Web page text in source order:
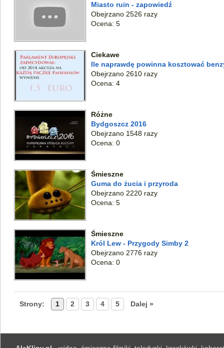
Miasto ruin - zapowiedź
Obejrzano 2526 razy
Ocena: 5
Ciekawe
Ile naprawdę powinna kosztować
Obejrzano 2610 razy
Ocena: 4
Różne
Bydgoszcz 2016
Obejrzano 1548 razy
Ocena: 0
Śmieszne
Guma do żucia i przyroda
Obejrzano 2220 razy
Ocena: 5
Śmieszne
Król Lew - Przygody Simby 2
Obejrzano 2776 razy
Ocena: 0
Strony: 1 2 3 4 5 Dalej »